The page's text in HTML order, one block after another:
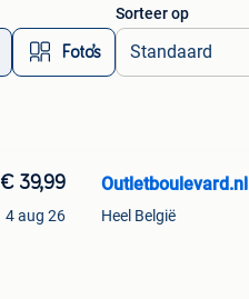
Foto’s
Sorteer op
€ 39,99
4 aug 26
Outletboulevard.nl
Heel België